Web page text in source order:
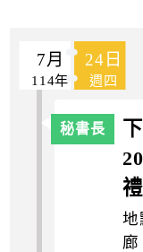
7月 24日
114年 週四
禮
地